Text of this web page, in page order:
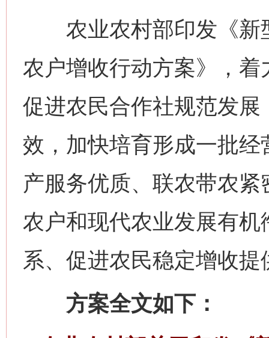
农业农村部印发《新
农户增收行动方案》，
促进农民合作社规范发
效，加快培育形成一批
产服务优质、联农带农
农户和现代农业发展有
系、促进农民稳定增收提
方案全文如下：